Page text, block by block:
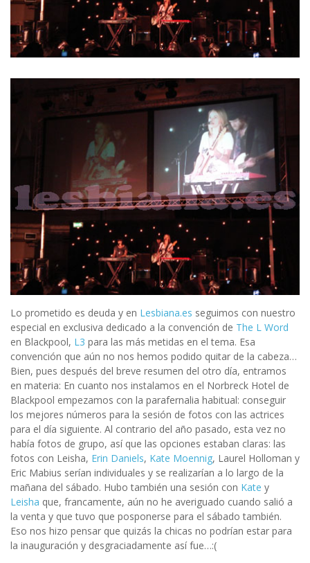
Lo prometido es deuda y en Lesbiana.es seguimos con nuestro
especial en exclusiva dedicado a la convención de The L Word
en Blackpool, L3 para las más metidas en el tema. Esa
convención que aún no nos hemos podido quitar de la cabeza…
Bien, pues después del breve resumen del otro día, entramos
en materia: En cuanto nos instalamos en el Norbreck Hotel de
Blackpool empezamos con la parafernalia habitual: conseguir
los mejores números para la sesión de fotos con las actrices
para el día siguiente. Al contrario del año pasado, esta vez no
había fotos de grupo, así que las opciones estaban claras: las
fotos con Leisha, Erin Daniels, Kate Moennig, Laurel Holloman y
Eric Mabius serían individuales y se realizarían a lo largo de la
mañana del sábado. Hubo también una sesión con Kate y
Leisha que, francamente, aún no he averiguado cuando salió a
la venta y que tuvo que posponerse para el sábado también.
Eso nos hizo pensar que quizás la chicas no podrían estar para
la inauguración y desgraciadamente así fue…:(